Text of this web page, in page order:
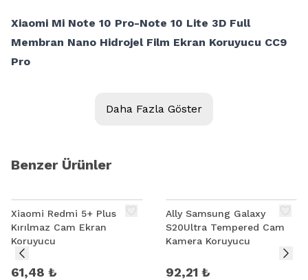
Xiaomi Mi Note 10 Pro-Note 10 Lite 3D Full
Membran Nano Hidrojel Film Ekran Koruyucu CC9
Pro
Daha Fazla Göster
Benzer Ürünler
Xiaomi Redmi 5+ Plus
Kırılmaz Cam Ekran
Koruyucu
61,48 ₺
Ally Samsung Galaxy
S20Ultra Tempered Cam
Kamera Koruyucu
92,21 ₺